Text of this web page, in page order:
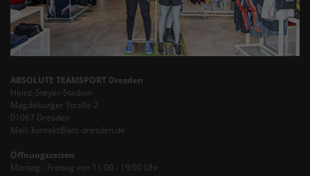
ABSOLUTE TEAMSPORT Dresden
Heinz-Steyer-Stadion
Magdeburger Straße 2
01067 Dresden
Mail: kontakt@ats-dresden.de
Öffnungszeiten
Montag - Freitag von 11:00 - 19:00 Uhr